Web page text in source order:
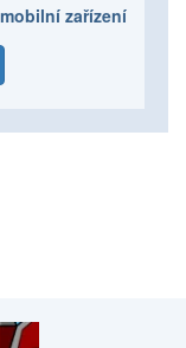
zařízení